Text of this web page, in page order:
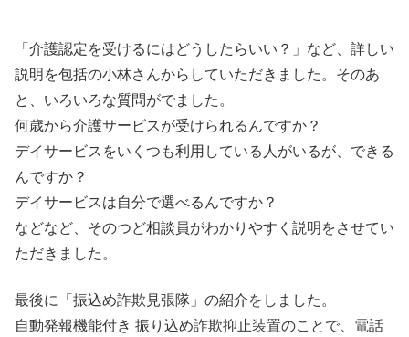
「介護認定を受けるにはどうしたらいい？」など、詳しい
説明を包括の小林さんからしていただきました。そのあ
と、いろいろな質問がでました。
何歳から介護サービスが受けられるんですか？
デイサービスをいくつも利用している人がいるが、できる
んですか？
デイサービスは自分で選べるんですか？
などなど、そのつど相談員がわかりやすく説明をさせてい
ただきました。
最後に「振込め詐欺見張隊」の紹介をしました。
自動発報機能付き 振り込め詐欺抑止装置のことで、電話